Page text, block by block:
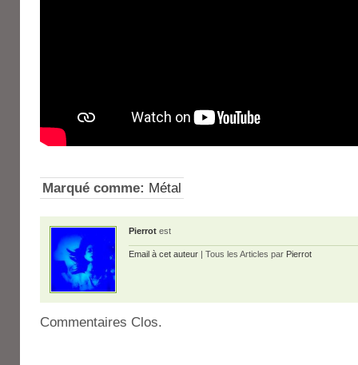
Marqué comme: Métal
Pierrot est
Email à cet auteur | Tous les Articles par Pierrot
Commentaires Clos.